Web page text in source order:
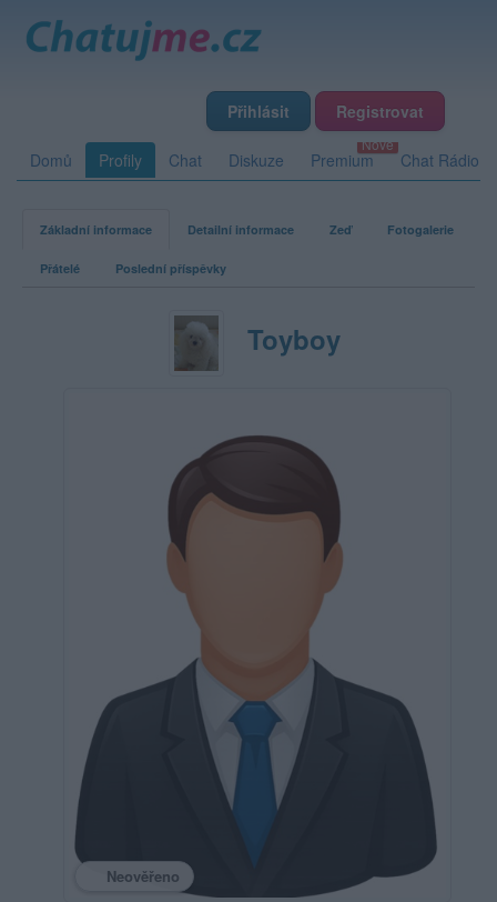
Přihlásit Registrovat
Domů Profily Chat Diskuze Premium Chat Rádio
Základní informace Detailní informace Zeď Fotogalerie
Přátelé Poslední příspěvky
Toyboy
Neověřeno